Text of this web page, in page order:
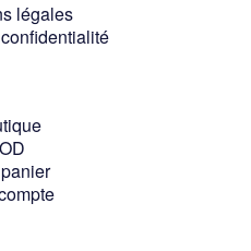
légales